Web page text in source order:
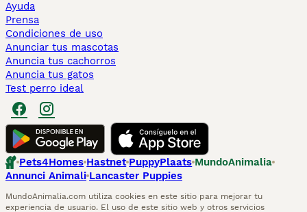
Ayuda
Prensa
Condiciones de uso
Anunciar tus mascotas
Anuncia tus cachorros
Anuncia tus gatos
Test perro ideal
Pets4Homes Hastnet PuppyPlaats MundoAnimalia
Annunci Animali Lancaster Puppies
MundoAnimalia.com utiliza cookies en este sitio para mejorar tu
experiencia de usuario. El uso de este sitio web y otros servicios